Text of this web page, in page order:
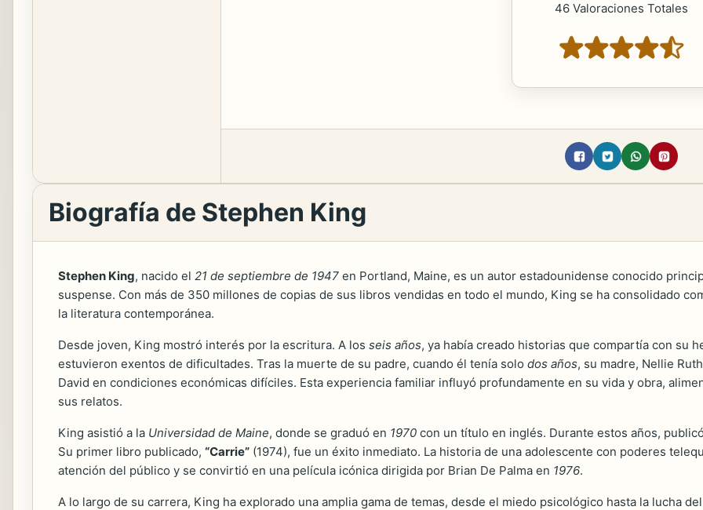
46 Valoraciones Totales
Biografía de Stephen King
Stephen King, nacido el 21 de septiembre de 1947 en Portland, Maine, es un autor estadounidense conocido
suspense. Con más de 350 millones de copias de sus libros vendidas en todo el mundo, King se ha consolidado
la literatura contemporánea.
Desde joven, King mostró interés por la escritura. A los seis años, ya había creado historias que compartía con su
estuvieron exentos de dificultades. Tras la muerte de su padre, cuando él tenía solo dos años, su madre, Nellie
David en condiciones económicas difíciles. Esta experiencia familiar influyó profundamente en su vida y obra,
sus relatos.
King asistió a la Universidad de Maine, donde se graduó en 1970 con un título en inglés. Durante estos años,
Su primer libro publicado, “Carrie” (1974), fue un éxito inmediato. La historia de una adolescente con poderes
atención del público y se convirtió en una película icónica dirigida por Brian De Palma en 1976.
A lo largo de su carrera, King ha explorado una amplia gama de temas, desde el miedo psicológico hasta la lucha